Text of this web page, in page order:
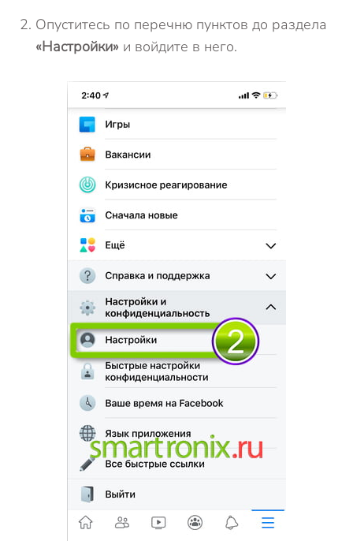
Опуститесь по перечню пунктов до раздела
«Настройки» и войдите в него.